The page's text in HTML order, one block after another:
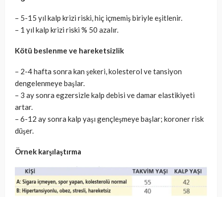
– 5-15 yıl kalp krizi riski, hiç içmemiş biriyle eşitlenir.
– 1 yıl kalp krizi riski % 50 azalır.
Kötü beslenme ve hareketsizlik
– 2-4 hafta sonra kan şekeri, kolesterol ve tansiyon
dengelenmeye başlar.
– 3 ay sonra egzersizle kalp debisi ve damar elastikiyeti
artar.
– 6-12 ay sonra kalp yaşı gençleşmeye başlar; koroner risk
düşer.
Örnek karşılaştırma